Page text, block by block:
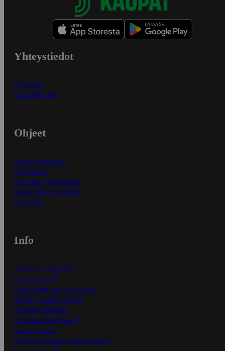
Yhteystiedot
Myymälät
Asiakaspalvelu
Ohjeet
Ensitilaajan ohjeet
Näin maksat
Näin tilaat ja muokkaat
Kaikki ohjeet ja vinkit
In English
Info
S-Business yrityksille
Oiva-raportit
Osuuskauppojen yhteystiedot
Tilaus- ja toimitusehdot
Tietosuojakäytäntö
Palvelun käyttöehdot
Saavutettavuus
Mobiilisovelluksen saavutettavuus